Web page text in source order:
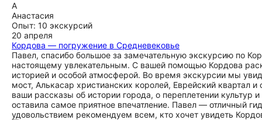
А
Анастасия
Опыт: 10 экскурсий
20 апреля
Кордова — погружение в Средневековье
Павел, спасибо большое за замечательную экскурсию по
настоящему увлекательным. С вашей помощью Кордова
историей и особой атмосферой. Во время экскурсии мы
мост, Алькасар христианских королей, Еврейский квартал
ваши рассказы об истории города, о переплетении
оставила самое приятное впечатление. Павел — отличный
удовольствием рекомендуем всем, кто хочет увидеть